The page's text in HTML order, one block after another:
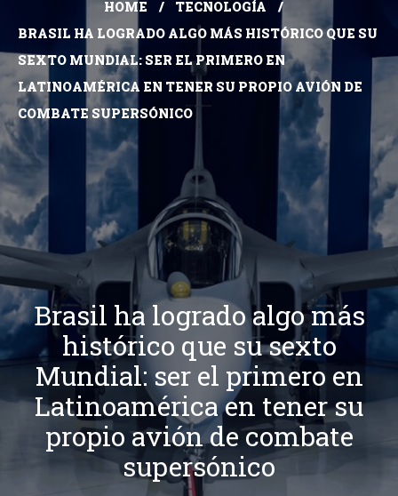
HOME
TECNOLOGÍA
BRASIL HA LOGRADO ALGO MÁS HISTÓRICO QUE SU
SEXTO MUNDIAL: SER EL PRIMERO EN
LATINOAMÉRICA EN TENER SU PROPIO AVIÓN DE
COMBATE SUPERSÓNICO
Brasil ha logrado algo más
histórico que su sexto
Mundial: ser el primero en
Latinoamérica en tener su
propio avión de combate
supersónico